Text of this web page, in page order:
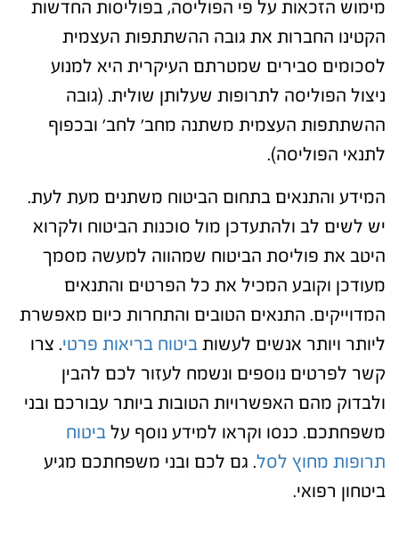
מימוש הזכאות על פי הפוליסה, בפוליסות החדשות
הקטינו החברות את גובה ההשתתפות העצמית
לסכומים סבירים שמטרתם העיקרית היא למנוע
ניצול הפוליסה לתרופות שעלותן שולית. (גובה
ההשתתפות העצמית משתנה מחב' לחב' ובכפוף
לתנאי הפוליסה).
המידע והתנאים בתחום הביטוח משתנים מעת לעת.
יש לשים לב ולהתעדכן מול סוכנות הביטוח ולקרוא
היטב את פוליסת הביטוח שמהווה למעשה מסמך
מעודכן וקובע המכיל את כל הפרטים והתנאים
המדוייקים. התנאים הטובים והתחרות כיום מאפשרת
ליותר ויותר אנשים לעשות ביטוח בריאות פרטי. צרו
קשר לפרטים נוספים ונשמח לעזור לכם להבין
ולבדוק מהם האפשרויות הטובות ביותר עבורכם ובני
משפחתכם. כנסו וקראו למידע נוסף על ביטוח
תרופות מחוץ לסל. גם לכם ובני משפחתכם מגיע
ביטחון רפואי.